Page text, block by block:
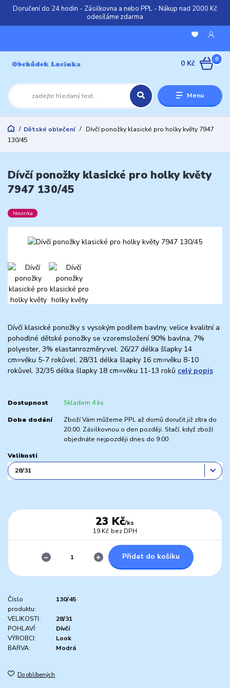
Doručení do 24 hodin - Zásilkovna a nebo PPL - Nákup nad 2000 Kč
odesíláme zdarma
Menu
0
0 Kč
Dětské oblečení
Dívčí ponožky klasické pro holky květy 7947
130/45
Dívčí ponožky klasické pro holky květy
7947 130/45
Novinka
Dívčí klasické ponožky s vysokým podílem bavlny, velice kvalitní a
pohodlné dětské ponožky se vzoremsložení 90% bavlna, 7%
polyester, 3% elastanrozměry:vel. 26/27 délka šlapky 14
cm=věku 5-7 rokůvel. 28/31 délka šlapky 16 cm=věku 8-10
rokůvel. 32/35 délka šlapky 18 cm=věku 11-13 roků celý popis
Dostupnost Skladem 4 ks
Doba dodání
Zboží Vám můžeme PPL až domů doručit již zítra do
20:00. Zásilkovnou o den později. Stačí, když zboží
objednáte nejpozději dnes do 9:00
Velikosti
23 Kč/ks
19 Kč bez DPH
Přidat do košíku
Číslo
produktu:
130/45
VELIKOSTI:
28/31
POHLAVÍ:
Dívčí
VÝROBCI:
Look
BARVA:
Modrá
Do oblíbených